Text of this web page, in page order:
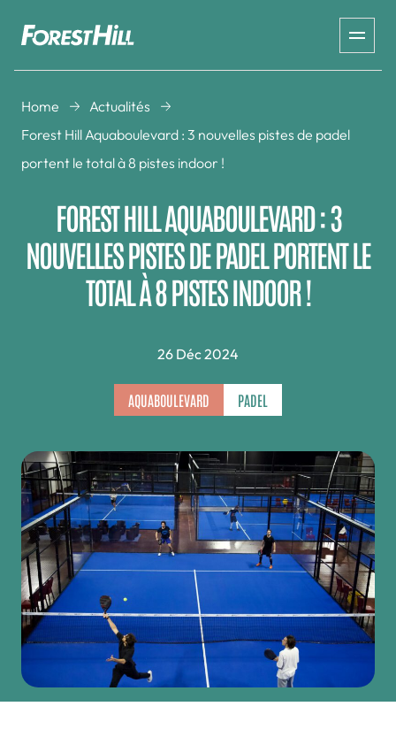
Home
Actualités
Forest Hill Aquaboulevard : 3 nouvelles pistes de padel
portent le total à 8 pistes indoor !
FOREST HILL AQUABOULEVARD : 3
NOUVELLES PISTES DE PADEL PORTENT LE
TOTAL À 8 PISTES INDOOR !
26 Déc 2024
AQUABOULEVARD PADEL